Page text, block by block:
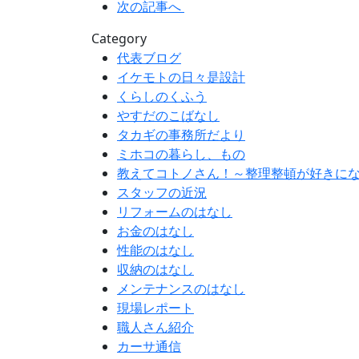
次の記事へ
Category
代表ブログ
イケモトの日々是設計
くらしのくふう
やすだのこばなし
タカギの事務所だより
ミホコの暮らし、もの
教えてコトノさん！～整理整頓が好きに
スタッフの近況
リフォームのはなし
お金のはなし
性能のはなし
収納のはなし
メンテナンスのはなし
現場レポート
職人さん紹介
カーサ通信